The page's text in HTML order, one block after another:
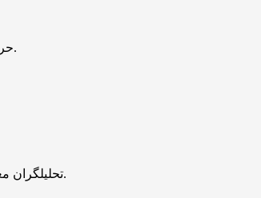
حرکت اخیر در حالی رخ می‌دهد که قیمت بیت‌ کوین پس از سه هفته، بار دیگر به سطح ۱۱۶ هزار دلار رسیده، اما در عبور از این مقاومت کلیدی ناتوان مانده است.
تحلیلگران معتقدند فروش گسترده نهنگ‌ها می‌تواند فشار نزولی بیشتری بر بازار ایجاد کند، به‌ویژه زمانی که این دارایی‌ها پس از سال‌ها عدم فعالیت ناگهان به بازار بازگردند.